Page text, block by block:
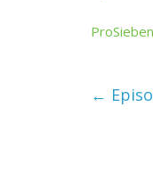
←